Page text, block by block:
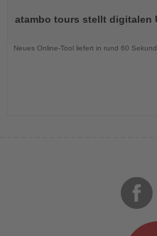
die
atambo tours stellt digitalen
Neues Online-Tool liefert in rund 60